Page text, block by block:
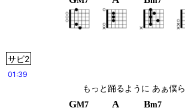
サビ2
01:39
もっと踊るように あぁ僕ら
GM7 A Bm7